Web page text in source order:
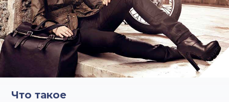
Что такое